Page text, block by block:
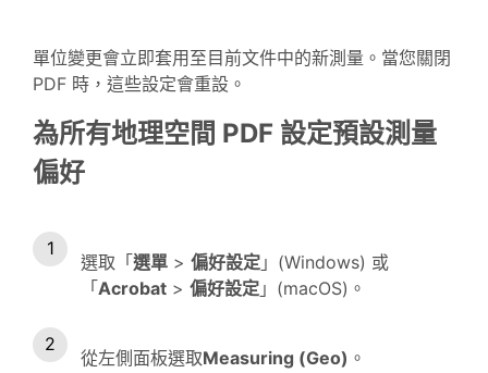
單位變更會立即套用至目前文件中的新測量。當您關閉
PDF 時，這些設定會重設。
為所有地理空間 PDF 設定預設測量
偏好
選取「選單 > 偏好設定 」(Windows) 或
「Acrobat > 偏好設定 」(macOS)。
從左側面板選取Measuring (Geo) 。